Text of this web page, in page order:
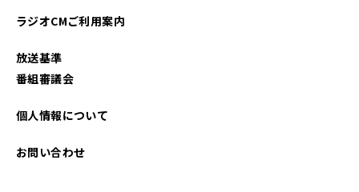
ラジオCMご利用案内
放送基準
番組審議会
個人情報について
お問い合わせ